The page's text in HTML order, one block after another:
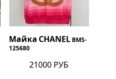
Майка CHANEL BMS-
125680
21000 РУБ